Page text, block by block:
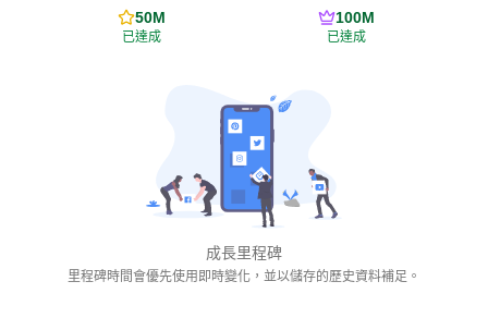
50M
已達成
100M
已達成
成長里程碑
里程碑時間會優先使用即時變化，並以儲存的歷史資料補足。